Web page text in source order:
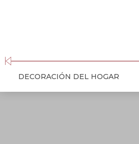
DECORACIÓN DEL HOGAR